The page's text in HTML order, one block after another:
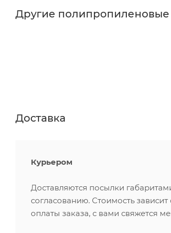
Другие полипропиленовые
Доставка
Курьером
Доставляются посылки
согласованию. Стоимость зависит
оплаты заказа, с вами свяжется